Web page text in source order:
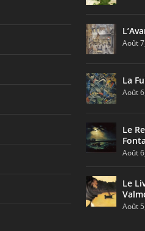
Août
La
Août
Le
Août
Le
Août